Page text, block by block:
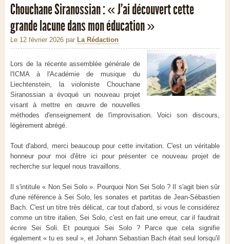
Chouchane Siranossian : « J'ai découvert cette
grande lacune dans mon éducation »
Le 12 février 2026 par La Rédaction
Lors de la récente assemblée générale de
l'ICMA à l'Académie de musique du
Liechtenstein, la violoniste Chouchane
Siranossian a évoqué un nouveau projet
visant à mettre en œuvre de nouvelles
méthodes d'enseignement de l'improvisation. Voici son discours,
légèrement abrégé.
Tout d'abord, merci beaucoup pour cette invitation. C'est un véritable
honneur pour moi d'être ici pour présenter ce nouveau projet de
recherche sur lequel nous travaillons.
Il s'intitule « Non Sei Solo ». Pourquoi Non Sei Solo ? Il s'agit bien sûr
d'une référence à Sei Solo, les sonates et partitas de Jean-Sébastien
Bach. C'est un titre très délicat, car tout d'abord, si vous le considérez
comme un titre italien, Sei Solo, c'est en fait une erreur, car il faudrait
écrire Sei Soli. Et pourquoi Sei Solo ? Parce que cela signifie
également « tu es seul », et Johann Sebastian Bach était seul lorsqu'il